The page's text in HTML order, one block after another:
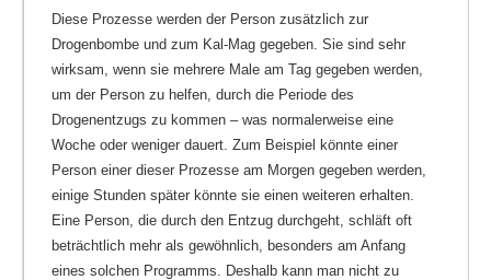
Diese Prozesse werden der Person zusätzlich zur
Drogenbombe und zum Kal-Mag gegeben. Sie sind sehr
wirksam, wenn sie mehrere Male am Tag gegeben werden,
um der Person zu helfen, durch die Periode des
Drogenentzugs zu kommen – was normalerweise eine
Woche oder weniger dauert. Zum Beispiel könnte einer
Person einer dieser Prozesse am Morgen gegeben werden,
einige Stunden später könnte sie einen weiteren erhalten.
Eine Person, die durch den Entzug durchgeht, schläft oft
beträchtlich mehr als gewöhnlich, besonders am Anfang
eines solchen Programms. Deshalb kann man nicht zu